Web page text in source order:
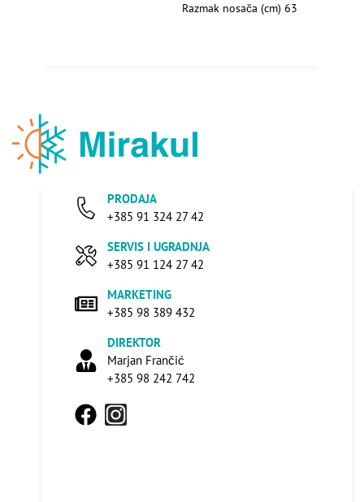
Razmak nosača (cm) 63
PRODAJA
+385 91 324 27 42
SERVIS I UGRADNJA
+385 91 124 27 42
MARKETING
+385 98 389 432
DIREKTOR
Marjan Frančić
+385 98 242 742